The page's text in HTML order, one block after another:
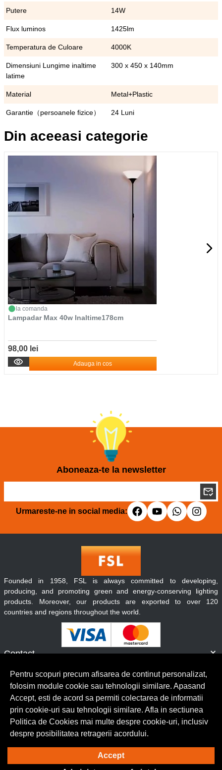
Putere 14W
Flux luminos 1425lm
Temperatura de Culoare 4000K
Dimensiuni Lungime inaltime
latime
300 x 450 x 140mm
Material Metal+Plastic
Garantie（persoanele fizice） 24 Luni
Din aceeasi categorie
la comanda
Lampadar Max 40w Inaltime178cm
98,00 lei
Adauga in cos
Aboneaza-te la newsletter
Urmareste-ne in social media:
Contact
Servicii clienti
Founded in 1958, FSL is always committed to developing,
producing, and promoting green and energy-conserving lighting
products. Moreover, our products are exported to over 120
countries and regions throughout the world.
© Copyright 2026 Lumilux. Toate drepturile rezervate.
Solutie eCommercepowered by
Pentru scopuri precum afisarea de continut personalizat,
folosim module cookie sau tehnologii similare. Apasand
Accept, esti de acord sa permiti colectarea de informatii
prin cookie-uri sau tehnologii similare. Afla in sectiunea
Politica de Cookies mai multe despre cookie-uri, inclusiv
despre posibilitatea retragerii acordului.
Accept